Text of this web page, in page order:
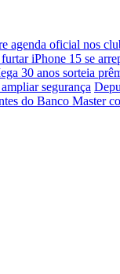
agenda oficial nos
iPhone 15 se
30 anos sorteia
segurança
do Banco Master